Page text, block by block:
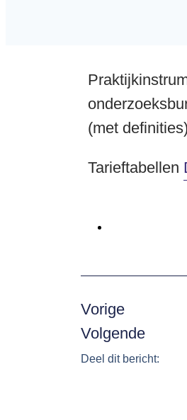
(met
Tarieftabellen
Vorige
Volgende
Deel dit bericht: